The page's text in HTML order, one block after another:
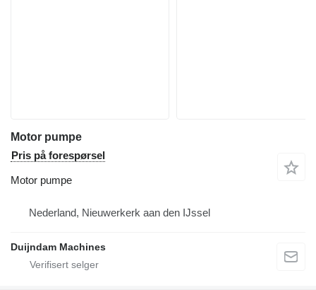
Motor pumpe
Pris på forespørsel
Motor pumpe
Nederland, Nieuwerkerk aan den IJssel
Duijndam Machines